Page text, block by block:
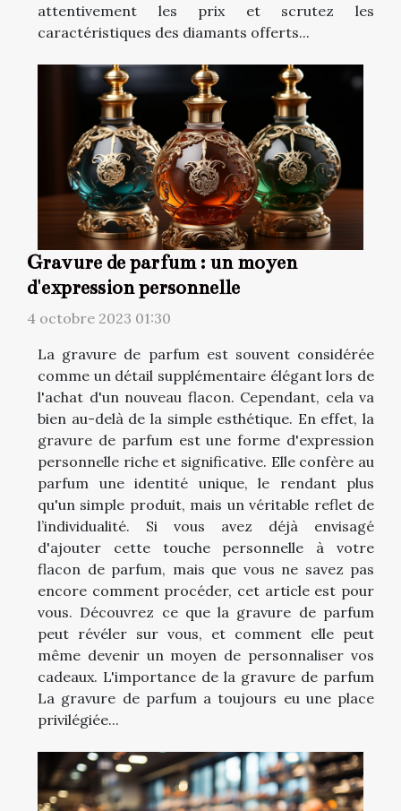
attentivement les prix et scrutez les
caractéristiques des diamants offerts...
Gravure de parfum : un moyen
d'expression personnelle
4 octobre 2023 01:30
La gravure de parfum est souvent considérée
comme un détail supplémentaire élégant lors de
l'achat d'un nouveau flacon. Cependant, cela va
bien au-delà de la simple esthétique. En effet, la
gravure de parfum est une forme d'expression
personnelle riche et significative. Elle confère au
parfum une identité unique, le rendant plus
qu'un simple produit, mais un véritable reflet de
l’individualité. Si vous avez déjà envisagé
d'ajouter cette touche personnelle à votre
flacon de parfum, mais que vous ne savez pas
encore comment procéder, cet article est pour
vous. Découvrez ce que la gravure de parfum
peut révéler sur vous, et comment elle peut
même devenir un moyen de personnaliser vos
cadeaux. L'importance de la gravure de parfum
La gravure de parfum a toujours eu une place
privilégiée...